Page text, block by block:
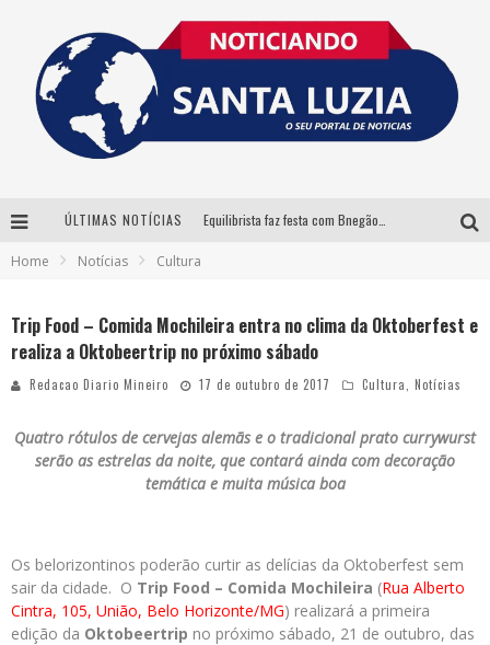
ÚLTIMAS NOTÍCIAS
Home Notícias Cultura
Trip Food – Comida Mochileira entra no clima da Oktoberfest e
realiza a Oktobeertrip no próximo sábado
Redacao Diario Mineiro 17 de outubro de 2017 Cultura Notícias
Quatro rótulos de cervejas alemãs e o tradicional prato currywurst
serão as estrelas da noite, que contará ainda com decoração
temática e muita música boa
Os belorizontinos poderão curtir as delícias da Oktoberfest sem
sair da cidade. O Trip Food – Comida Mochileira (Rua Alberto
Cintra, 105, União, Belo Horizonte/MG) realizará a primeira
edição da Oktobeertrip no próximo sábado, 21 de outubro, das